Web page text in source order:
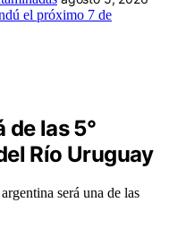
el próximo 7 de
las 5°
Río Uruguay
será una de las